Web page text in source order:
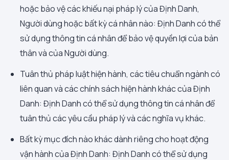
hoặc bảo vệ các khiếu nại pháp lý của Định Danh,
Người dùng hoặc bất kỳ cá nhân nào: Định Danh có thể
sử dụng thông tin cá nhân để bảo vệ quyền lợi của bản
thân và của Người dùng.
Tuân thủ pháp luật hiện hành, các tiêu chuẩn ngành có
liên quan và các chính sách hiện hành khác của Định
Danh: Định Danh có thể sử dụng thông tin cá nhân để
tuân thủ các yêu cầu pháp lý và các nghĩa vụ khác.
Bất kỳ mục đích nào khác dành riêng cho hoạt động
vận hành của Định Danh: Định Danh có thể sử dụng